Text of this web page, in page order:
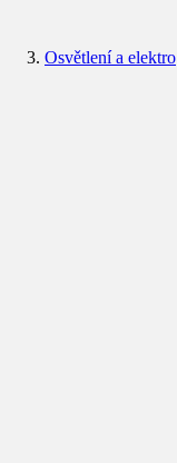
Osvětlení a elektro